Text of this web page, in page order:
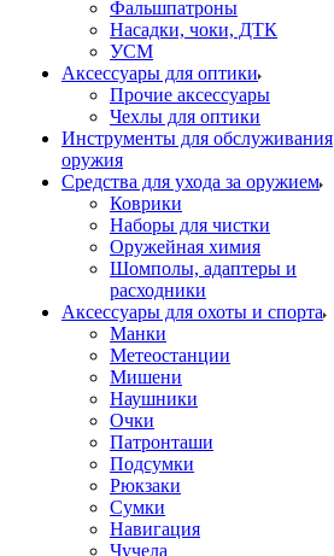
Фальшпатроны
Насадки, чоки, ДТК
УСМ
Аксессуары для оптики
Прочие аксессуары
Чехлы для оптики
Инструменты для обслуживания
оружия
Средства для ухода за оружием
Коврики
Наборы для чистки
Оружейная химия
Шомполы, адаптеры и
расходники
Аксессуары для охоты и спорта
Манки
Метеостанции
Мишени
Наушники
Очки
Патронташи
Подсумки
Рюкзаки
Сумки
Навигация
Чучела